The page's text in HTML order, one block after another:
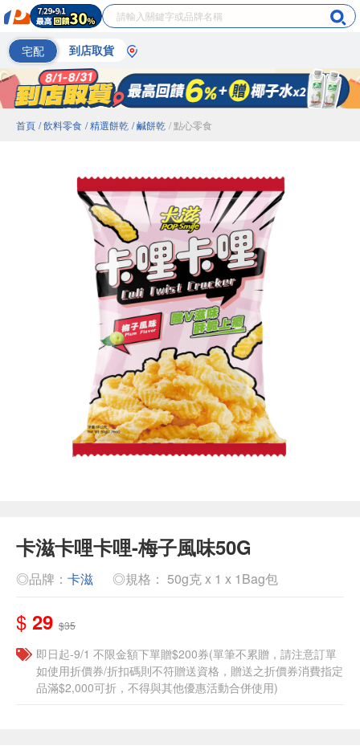
宅配 到店取貨
首頁 / 飲料零食 / 精選餅乾 / 鹹餅乾 / 點心零食
卡滋卡哩卡哩-梅子風味50G
◎品牌： 卡滋 ◎規格： 50g克 x 1 x 1Bag包
$ 29 $35
即日起-9/1 不限金額下單贈$200券(單筆不累贈，請注意訂單
如使用折價券/折扣碼則不符贈送資格，贈送之折價券消費指定
品滿$2,000可折，不得與其他優惠活動合併使用)